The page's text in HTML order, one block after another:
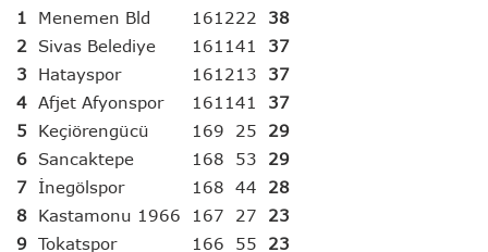
1
Menemen Bld 161222
38
2
Sivas Belediye 1611 41
37
3
Hatayspor 1612 1 3
37
4 Afjet Afyonspor 1611 41
37
5
Keçiörengücü 169 25
29
6
Sancaktepe 168 53
29
7
İnegölspor 168 44
28
8
Kastamonu 1966 167 27
23
9 Tokatspor 166 55
23